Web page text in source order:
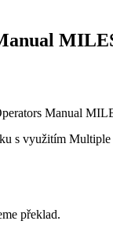
Manual
s využitím
překlad.